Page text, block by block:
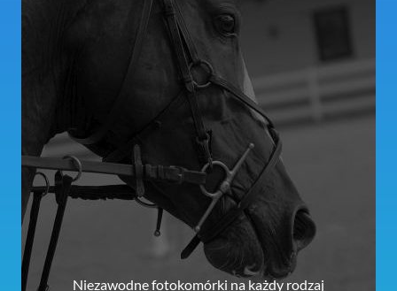
Niezawodne fotokomórki na każdy rodzaj